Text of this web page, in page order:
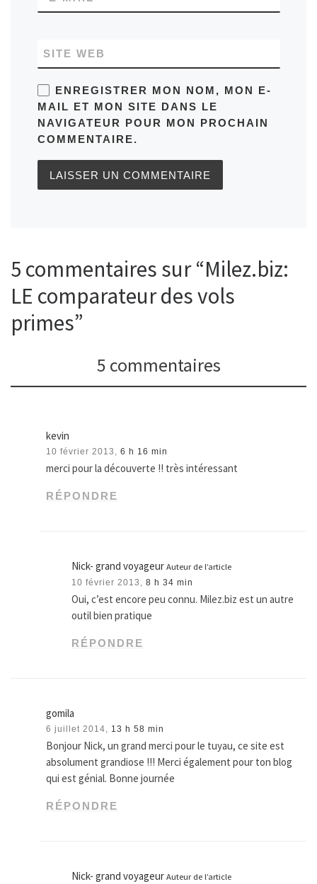
SITE WEB
ENREGISTRER MON NOM, MON E-
MAIL ET MON SITE DANS LE
NAVIGATEUR POUR MON PROCHAIN
COMMENTAIRE.
5 commentaires sur “Milez.biz:
LE comparateur des vols
primes”
5 commentaires
kevin
10 février 2013, 6 h 16 min
merci pour la découverte !! très intéressant
RÉPONDRE
Nick- grand voyageur Auteur de l’article
10 février 2013, 8 h 34 min
Oui, c’est encore peu connu. Milez.biz est un autre
outil bien pratique
RÉPONDRE
gomila
6 juillet 2014, 13 h 58 min
Bonjour Nick, un grand merci pour le tuyau, ce site est
absolument grandiose !!! Merci également pour ton blog
qui est génial. Bonne journée
RÉPONDRE
Nick- grand voyageur Auteur de l’article